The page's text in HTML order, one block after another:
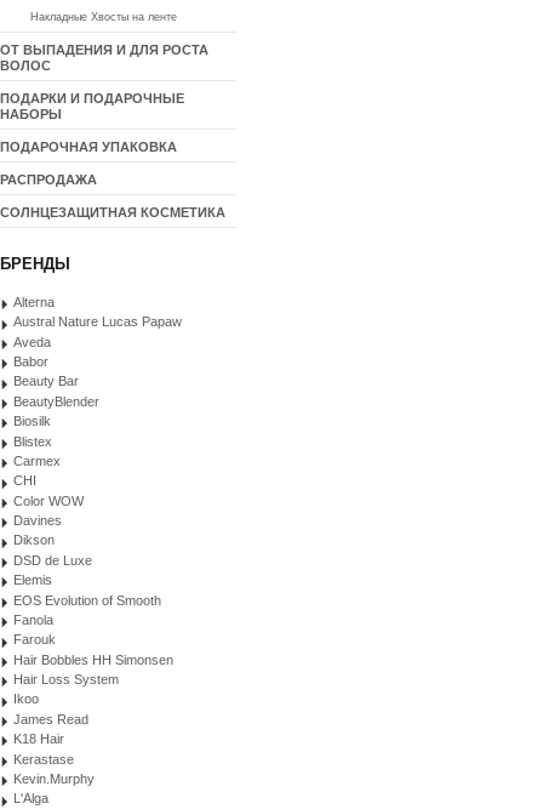
Накладные Хвосты на ленте
ОТ ВЫПАДЕНИЯ И ДЛЯ РОСТА
ВОЛОС
ПОДАРКИ И ПОДАРОЧНЫЕ
НАБОРЫ
ПОДАРОЧНАЯ УПАКОВКА
РАСПРОДАЖА
СОЛНЦЕЗАЩИТНАЯ КОСМЕТИКА
БРЕНДЫ
Alterna
Austral Nature Lucas Papaw
Aveda
Babor
Beauty Bar
BeautyBlender
Biosilk
Blistex
Carmex
CHI
Color WOW
Davines
Dikson
DSD de Luxe
Elemis
EOS Evolution of Smooth
Fanola
Farouk
Hair Bobbles HH Simonsen
Hair Loss System
Ikoo
James Read
K18 Hair
Kerastase
Kevin.Murphy
L'Alga